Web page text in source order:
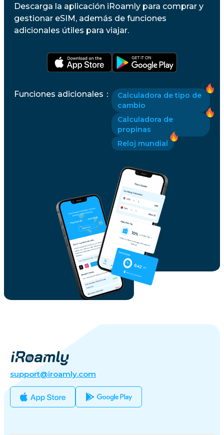
Descarga la aplicación iRoamly para comprar y
gestionar eSIM, además de funciones
adicionales útiles para viajar.
Funciones adicionales ：
Calculadora de tipo de
cambio
Calculadora de
propinas
Reloj mundial
support@iroamly.com